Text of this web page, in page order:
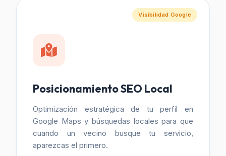
Visibilidad Google
Posicionamiento SEO Local
Optimización estratégica de tu perfil en
Google Maps y búsquedas locales para que
cuando un vecino busque tu servicio,
aparezcas el primero.